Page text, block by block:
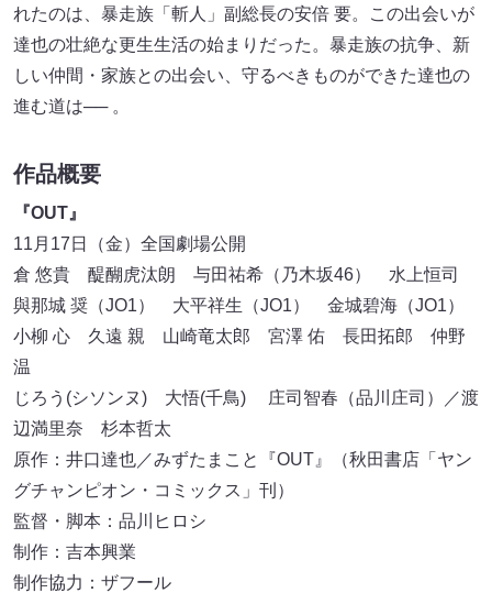
れたのは、暴走族「斬人」副総長の安倍 要。この出会いが
達也の壮絶な更生生活の始まりだった。暴走族の抗争、新
しい仲間・家族との出会い、守るべきものができた達也の
進む道は── 。
作品概要
『OUT』
11月17日（金）全国劇場公開
倉 悠貴 醍醐虎汰朗 与田祐希（乃木坂46） ⽔上恒司
與那城 奨（JO1） ⼤平祥⽣（JO1） ⾦城碧海（JO1）
小柳 心 久遠 親 山崎竜太郎 宮澤 佑 長田拓郎 仲野
温
じろう(シソンヌ) 大悟(千鳥) 庄司智春（品川庄司）／渡
辺満里奈 杉本哲太
原作：井口達也／みずたまこと『OUT』（秋田書店「ヤン
グチャンピオン・コミックス」刊）
監督・脚本：品川ヒロシ
制作：吉本興業
制作協力：ザフール